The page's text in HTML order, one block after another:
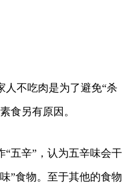
人不吃肉是为了避免“杀
食另有原因。
五辛”，认为五辛味会干
”食物。至于其他的食物